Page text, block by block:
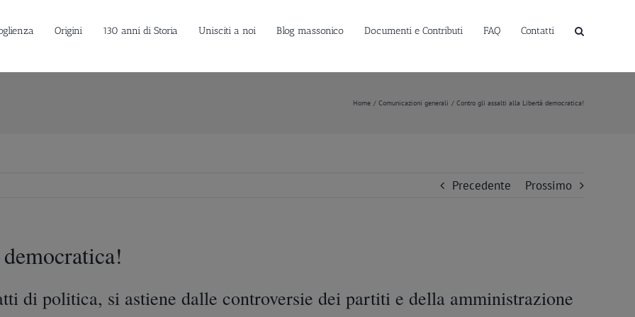
Origini 130 anni di Storia Unisciti a noi Blog massonico Documenti e Contributi FAQ Contatti
Home Comunicazioni generali Contro gli assalti alla Libertà democratica!
Precedente Prossimo
di politica, si astiene dalle controversie dei partiti e della amministrazione